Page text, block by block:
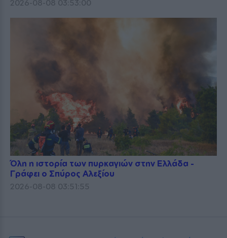
2026-08-08 03:53:00
Όλη η ιστορία των πυρκαγιών στην Ελλάδα -
Γράφει ο Σπύρος Αλεξίου
2026-08-08 03:51:55